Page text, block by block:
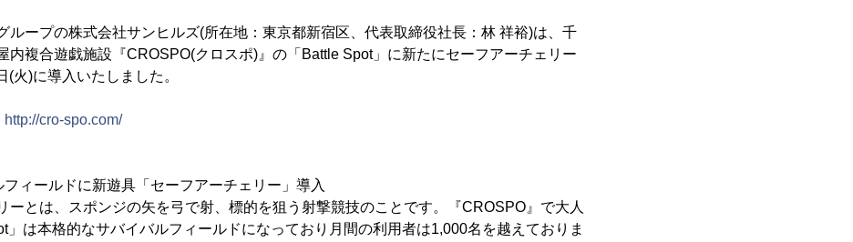
ループの株式会社サンヒルズ(所在地：東京都新宿区、代表取締役社長：林 祥裕)は、千
内複合遊戯施設『CROSPO(クロスポ)』の「Battle Spot」に新たにセーフアーチェリー
(火)に導入いたしました。
http://cro-spo.com/
ィールドに新遊具「セーフアーチェリー」導入
ーとは、スポンジの矢を弓で射、標的を狙う射撃競技のことです。『CROSPO』で大人
」は本格的なサバイバルフィールドになっており月間の利用者は1,000名を越えておりま